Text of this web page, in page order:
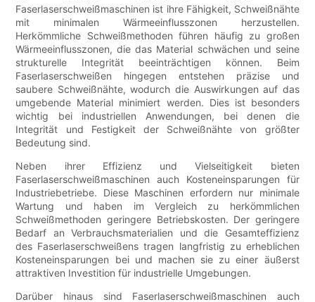
Faserlaserschweißmaschinen ist ihre Fähigkeit, Schweißnähte
mit minimalen Wärmeeinflusszonen herzustellen.
Herkömmliche Schweißmethoden führen häufig zu großen
Wärmeeinflusszonen, die das Material schwächen und seine
strukturelle Integrität beeinträchtigen können. Beim
Faserlaserschweißen hingegen entstehen präzise und
saubere Schweißnähte, wodurch die Auswirkungen auf das
umgebende Material minimiert werden. Dies ist besonders
wichtig bei industriellen Anwendungen, bei denen die
Integrität und Festigkeit der Schweißnähte von größter
Bedeutung sind.
Neben ihrer Effizienz und Vielseitigkeit bieten
Faserlaserschweißmaschinen auch Kosteneinsparungen für
Industriebetriebe. Diese Maschinen erfordern nur minimale
Wartung und haben im Vergleich zu herkömmlichen
Schweißmethoden geringere Betriebskosten. Der geringere
Bedarf an Verbrauchsmaterialien und die Gesamteffizienz
des Faserlaserschweißens tragen langfristig zu erheblichen
Kosteneinsparungen bei und machen sie zu einer äußerst
attraktiven Investition für industrielle Umgebungen.
Darüber hinaus sind Faserlaserschweißmaschinen auch